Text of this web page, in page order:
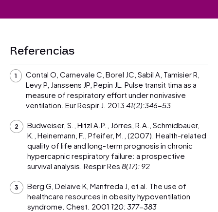
Referencias
Contal O, Carnevale C, Borel JC, Sabil A, Tamisier R,
Levy P, Janssens JP, Pepin JL. Pulse transit tima as a
measure of respiratory effort under nonivasive
ventilation. Eur Respir J. 2013 41(2):346-53
Budweiser, S., Hitzl A.P., Jörres, R.A., Schmidbauer,
K., Heinemann, F., Pfeifer, M., (2007). Health-related
quality of life and long-term prognosis in chronic
hypercapnic respiratory failure: a prospective
survival analysis. Respir Res 8(17): 92
Berg G, Delaive K, Manfreda J, et al. The use of
healthcare resources in obesity hypoventilation
syndrome. Chest. 2001 120: 377-383